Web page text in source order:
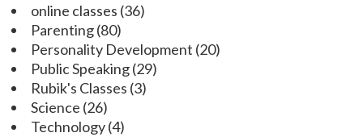
online classes (36)
Parenting(80)
Personality Development (20)
Public Speaking(29)
Rubik's Classes (3)
Science (26)
Technology(4)